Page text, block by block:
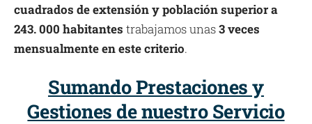
cuadrados de extensión y población superior a
243. 000 habitantes trabajamos unas3 veces
mensualmente en este criterio.
Sumando Prestaciones y
Gestiones de nuestro Servicio